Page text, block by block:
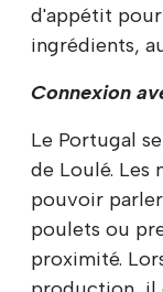
d'appétit
ingrédients,
Connexion
Le Portugal
de Loulé. Les
pouvoir
poulets ou
proximité.